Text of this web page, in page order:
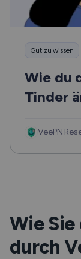
Gut zu wissen
Wie du
Tinder
VeePN
Wie Sie
durch